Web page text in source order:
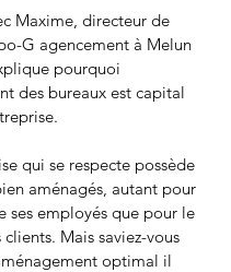
Maxime, directeur de
G agencement à Melun
pourquoi
des bureaux est capital
qui se respecte possède
aménagés, autant pour
ses employés que pour le
Mais saviez-vous
optimal il